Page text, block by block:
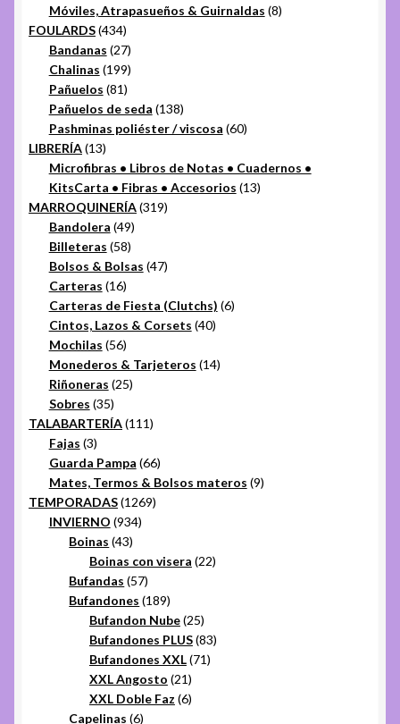
productos
Móviles, Atrapasueños & Guirnaldas 88
FOULARDS 434434
productos
Bandanas 2727
productos
Chalinas 199199
productos
Pañuelos 8181
productos
Pañuelos de seda 138138
productos
Pashminas poliéster / viscosa 6060
LIBRERÍA 1313
productos
Microfibras • Libros de Notas • Cuadernos •
KitsCarta • Fibras • Accesorios 1313
MARROQUINERÍA 319319
Bandolera 4949
productos
Billeteras 5858
productos
Bolsos & Bolsas 4747
Carteras 1616
productos
Carteras de Fiesta (Clutchs) 66
Cintos, Lazos & Corsets 4040
Mochilas 5656
productos
Monederos & Tarjeteros 1414
Riñoneras 2525
Sobres 3535
productos
TALABARTERÍA 111111
Fajas 33
productos
Guarda Pampa 6666
productos
Mates, Termos & Bolsos materos 99
TEMPORADAS 12691269
INVIERNO 934934
Boinas 4343
productos
Boinas con visera 2222
Bufandas 5757
productos
Bufandones 189189
productos
Bufandon Nube 2525
productos
Bufandones PLUS 8383
Bufandones XXL 7171
XXL Angosto 2121
productos
XXL Doble Faz 66
Capelinas 66